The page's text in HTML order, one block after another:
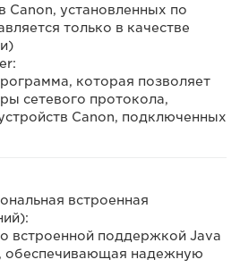
Canon, установленных по
только в качестве
которая позволяет
сетевого протокола,
Canon, подключенных
встроенная
встроенной поддержкой Java
обеспечивающая надежную